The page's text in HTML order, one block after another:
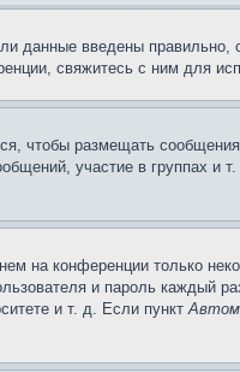
данные введены правильно,
свяжитесь с ним для
чтобы размещать
участие в группах и т.
на конференции только
и пароль каждый
и т. д. Если пункт